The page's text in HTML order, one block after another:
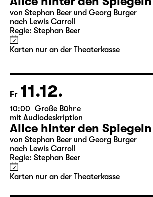
Do 10.12.
10:00 Große Bühne
Alice hinter den Spiegeln
von Stephan Beer und Georg Burger
Karten nur an der Theaterkasse
Fr 11.12.
10:00 Große Bühne
mit Audiodeskription
Alice hinter den Spiegeln
von Stephan Beer und Georg Burger